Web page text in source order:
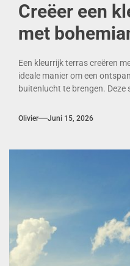
Creëer een
met
Een kleurrijk terras creëren
ideale manier om een
buitenlucht te brengen. Deze
Olivier Juni 15, 2026